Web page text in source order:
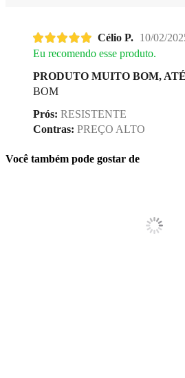
Célio P. 10/02/
Eu recomendo esse produto.
PRODUTO MUITO BOM,
BOM
Prós: RESISTENTE
Contras: PREÇO ALTO
Você também pode gostar de